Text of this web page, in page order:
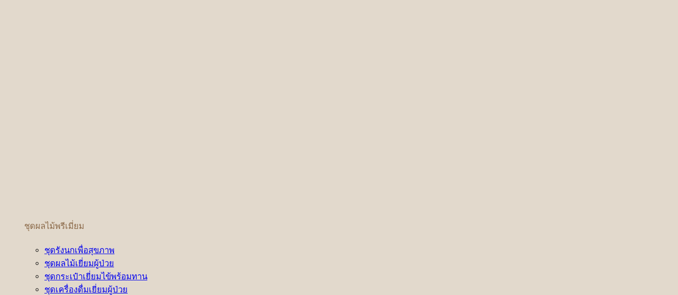
ชุดผลไม้พรีเมี่ยม
ชุดรังนกเพื่อสุขภาพ
ชุดผลไม้เยี่ยมผู้ป่วย
ชุดกระเป๋าเยี่ยมไข้พร้อมทาน
ชุดเครื่องดื่มเยี่ยมผู้ป่วย